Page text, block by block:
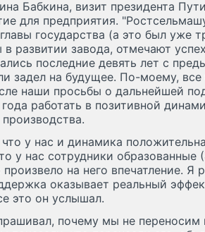
Бабкина, визит президента
для предприятия.
государства (а это был уже
в развитии завода, отмечают
последние девять лет с
задел на будущее. По-моему,
наши просьбы о дальнейшей
работать в позитивной
у нас и динамика
у нас сотрудники образованные
на него впечатление. Я
оказывает реальный
это он услышал.
почему мы не переносим